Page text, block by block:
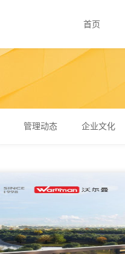
首页
管理动态 企业文化